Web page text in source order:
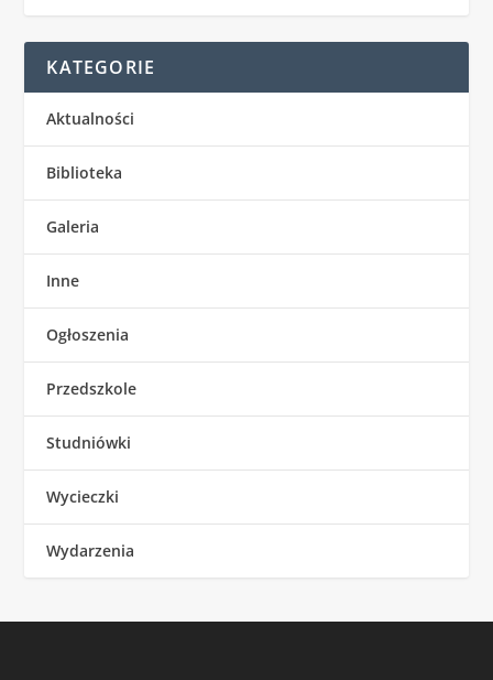
KATEGORIE
Aktualności
Biblioteka
Galeria
Inne
Ogłoszenia
Przedszkole
Studniówki
Wycieczki
Wydarzenia